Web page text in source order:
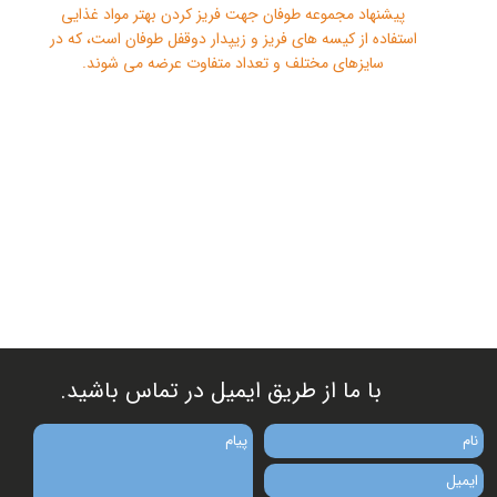
پیشنهاد مجموعه طوفان جهت فریز کردن بهتر مواد غذایی
استفاده از کیسه های فریز و زیپدار دوقفل طوفان است، که در
سایزهای مختلف و تعداد متفاوت عرضه می شوند.
​​با ما از طریق ایمیل در تماس باشید.